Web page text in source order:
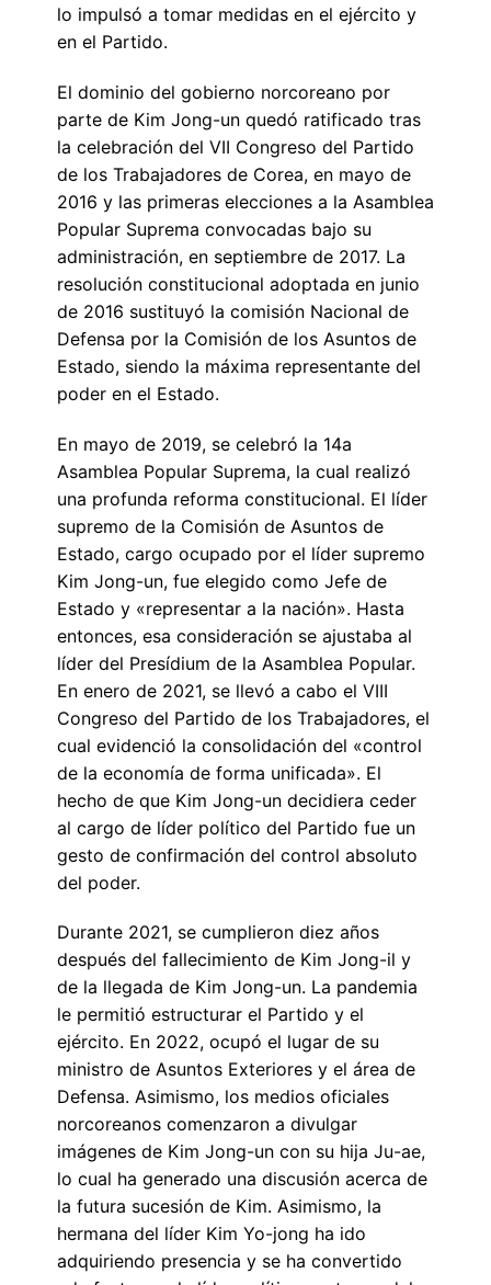
lo impulsó a tomar medidas en el ejército y
en el Partido.
El dominio del gobierno norcoreano por
parte de Kim Jong-un quedó ratificado tras
la celebración del VII Congreso del Partido
de los Trabajadores de Corea, en mayo de
2016 y las primeras elecciones a la Asamblea
Popular Suprema convocadas bajo su
administración, en septiembre de 2017. La
resolución constitucional adoptada en junio
de 2016 sustituyó la comisión Nacional de
Defensa por la Comisión de los Asuntos de
Estado, siendo la máxima representante del
poder en el Estado.
En mayo de 2019, se celebró la 14a
Asamblea Popular Suprema, la cual realizó
una profunda reforma constitucional. El líder
supremo de la Comisión de Asuntos de
Estado, cargo ocupado por el líder supremo
Kim Jong-un, fue elegido como Jefe de
Estado y «representar a la nación». Hasta
entonces, esa consideración se ajustaba al
líder del Presídium de la Asamblea Popular.
En enero de 2021, se llevó a cabo el VIII
Congreso del Partido de los Trabajadores, el
cual evidenció la consolidación del «control
de la economía de forma unificada». El
hecho de que Kim Jong-un decidiera ceder
al cargo de líder político del Partido fue un
gesto de confirmación del control absoluto
del poder.
Durante 2021, se cumplieron diez años
después del fallecimiento de Kim Jong-il y
de la llegada de Kim Jong-un. La pandemia
le permitió estructurar el Partido y el
ejército. En 2022, ocupó el lugar de su
ministro de Asuntos Exteriores y el área de
Defensa. Asimismo, los medios oficiales
norcoreanos comenzaron a divulgar
imágenes de Kim Jong-un con su hija Ju-ae,
lo cual ha generado una discusión acerca de
la futura sucesión de Kim. Asimismo, la
hermana del líder Kim Yo-jong ha ido
adquiriendo presencia y se ha convertido